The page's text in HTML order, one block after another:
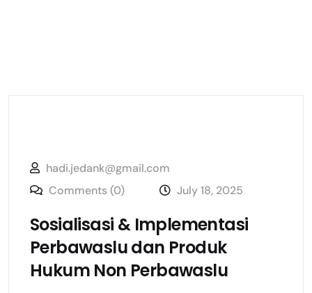
hadi.jedank@gmail.com
Comments (0)
July 18, 2025
Sosialisasi & Implementasi
Perbawaslu dan Produk
Hukum Non Perbawaslu